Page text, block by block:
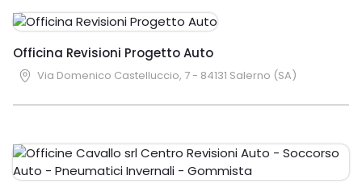
Officina Revisioni Progetto Auto
Via Domenico Castelluccio, 7 - 84131 Salerno (SA)